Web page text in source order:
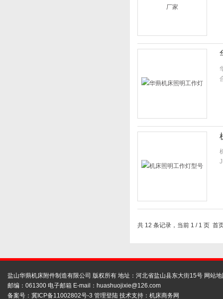
共 12 条记录，当前 1 / 1 页
盐山华蒴机床附件制造有限公司 版权所有 地址：河北省盐山县东大街15号 网站
邮编：061300 电子邮箱 E-mail： huashuojixie@126.com
备案号： 冀ICP备11002802号-3 管理登陆 技术支持： 机床商务网